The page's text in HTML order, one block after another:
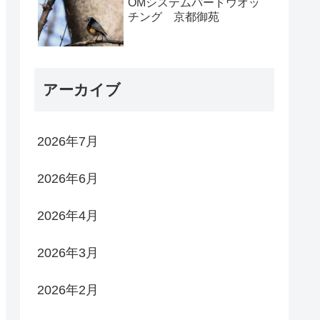
OMシステムバードウオッ
チング 京都御苑
アーカイブ
2026年7月
2026年6月
2026年4月
2026年3月
2026年2月